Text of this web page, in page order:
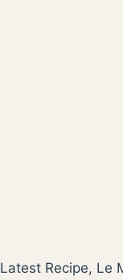
Latest Recipe, Le